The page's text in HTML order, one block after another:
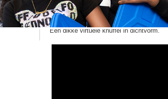
Bekijk hieronder er een aantal extra
Mavo voor Theater
Een dikke virtuele knuffel in dichtvorm.